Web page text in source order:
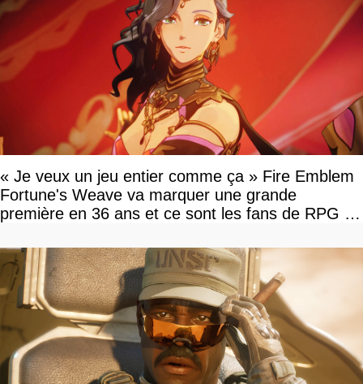
« Je veux un jeu entier comme ça » Fire Emblem
Fortune's Weave va marquer une grande
première en 36 ans et ce sont les fans de RPG en